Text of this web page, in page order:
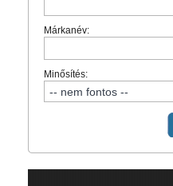
Márkanév:
Minősítés: